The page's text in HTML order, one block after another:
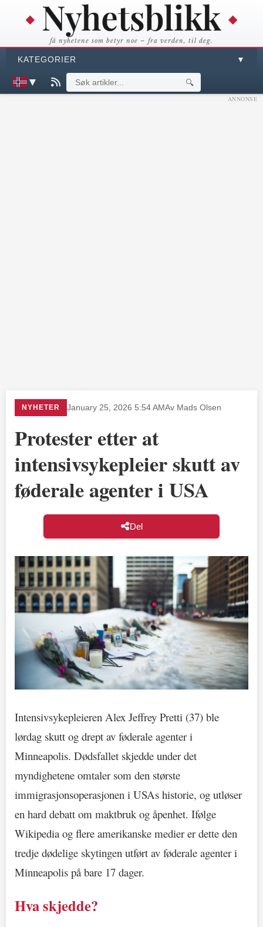
få nyhetene som betyr noe – fra verden, til deg.
KATEGORIER ▼
▼ 🔍
ANNONSE
NYHETER January 25, 2026 5:54 AMAv Mads Olsen
Protester etter at
intensivsykepleier skutt av
føderale agenter i USA
Del
Intensivsykepleieren Alex Jeffrey Pretti (37) ble
lørdag skutt og drept av føderale agenter i
Minneapolis. Dødsfallet skjedde under det
myndighetene omtaler som den største
immigrasjonsoperasjonen i USAs historie, og utløser
en hard debatt om maktbruk og åpenhet. Ifølge
Wikipedia og flere amerikanske medier er dette den
tredje dødelige skytingen utført av føderale agenter i
Minneapolis på bare 17 dager.
Hva skjedde?